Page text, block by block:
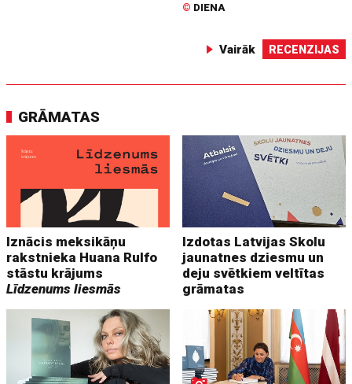
© DIENA
Vairāk RECENZIJAS
GRĀMATAS
Iznācis meksikāņu
rakstnieka Huana Rulfo
stāstu krājums
Līdzenums liesmās
Izdotas Latvijas Skolu
jaunatnes dziesmu un
deju svētkiem veltītas
grāmatas